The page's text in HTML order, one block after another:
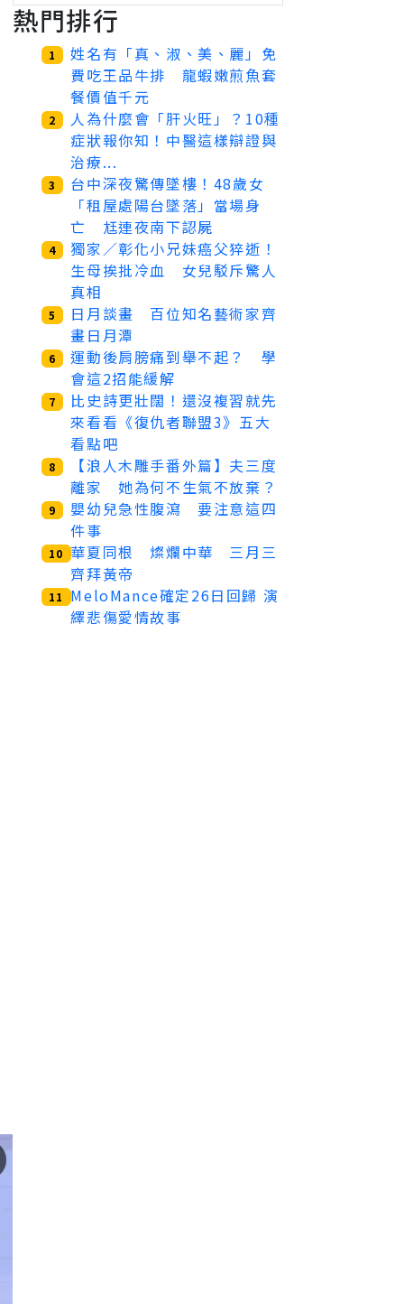
熱門排行
1
姓名有「真、淑、美、麗」免
費吃王品牛排 龍蝦嫩煎魚套
餐價值千元
2
人為什麼會「肝火旺」？10種
症狀報你知！中醫這樣辯證與
治療...
3
台中深夜驚傳墜樓！48歲女
「租屋處陽台墜落」當場身
亡 尪連夜南下認屍
4
獨家／彰化小兄妹癌父猝逝！
生母挨批冷血 女兒駁斥驚人
真相
5
日月談畫 百位知名藝術家齊
畫日月潭
6
運動後肩膀痛到舉不起？ 學
會這2招能緩解
7
比史詩更壯闊！還沒複習就先
來看看《復仇者聯盟3》五大
看點吧
8
【浪人木雕手番外篇】夫三度
離家 她為何不生氣不放棄？
9
嬰幼兒急性腹瀉 要注意這四
件事
10 華夏同根 燦爛中華 三月三
齊拜黃帝
11
MeloMance確定26日回歸 演
繹悲傷愛情故事